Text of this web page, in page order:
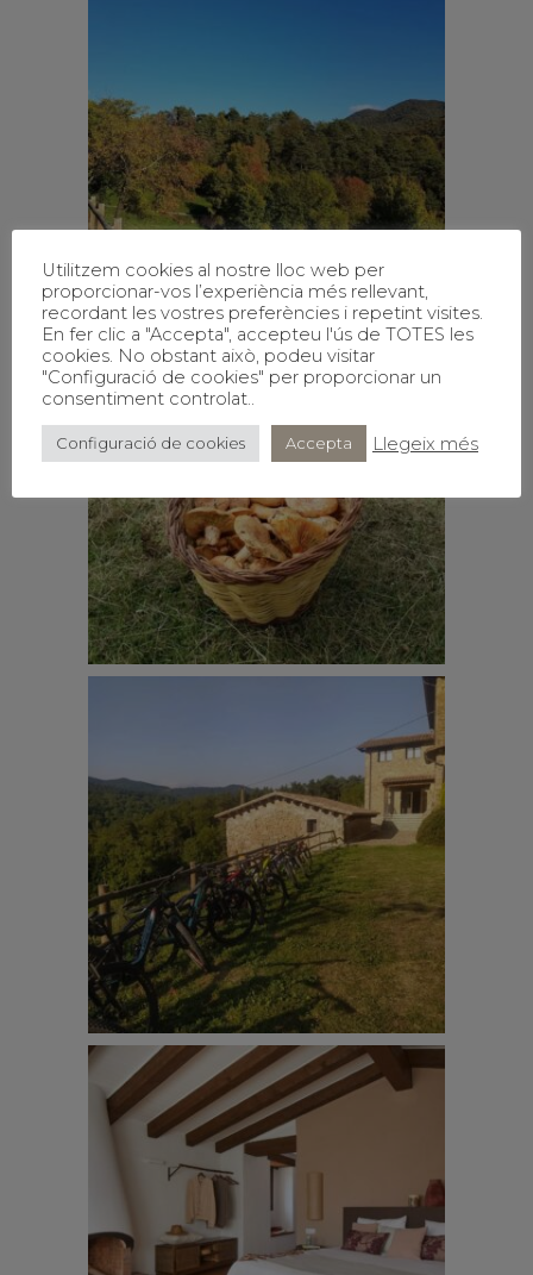
Utilitzem cookies al nostre lloc web per
proporcionar-vos l’experiència més rellevant,
recordant les vostres preferències i repetint visites.
En fer clic a "Accepta", accepteu l'ús de TOTES les
cookies. No obstant això, podeu visitar
"Configuració de cookies" per proporcionar un
consentiment controlat..
Configuració de cookies Accepta Llegeix més